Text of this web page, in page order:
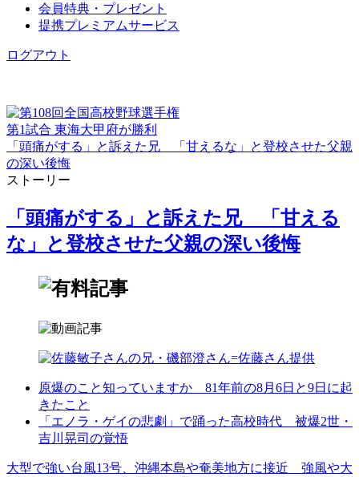
会員特典・プレゼント
提携プレミアムサービス
ログアウト
第1試合 東海大甲府が勝利
「頭痛がする」と訴えた兄 「甘えるな」と登校させた父親
の深い後悔
ストーリー
「頭痛がする」と訴えた兄 「甘える
な」と登校させた父親の深い後悔
原爆のこと知っていますか 81年前の8月6日と9日に起
きたこと
「エノラ・ゲイの悲劇」で踊った高校時代 被爆2世・
吉川晃司の覚悟
大型で強い台風13号、沖縄本島や奄美地方に接近 強風や大